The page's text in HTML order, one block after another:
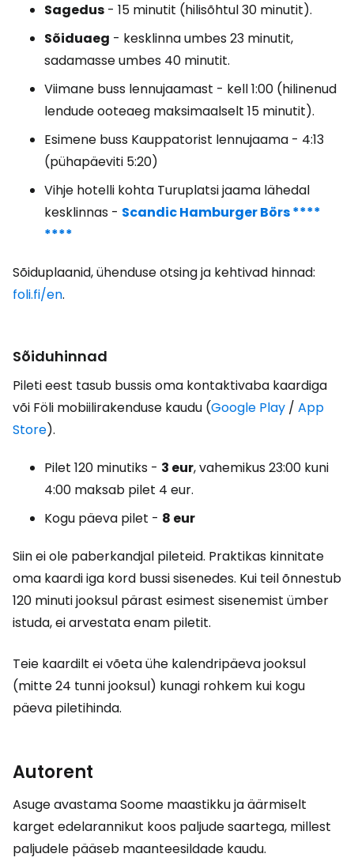
Sagedus - 15 minutit (hilisõhtul 30 minutit).
Sõiduaeg - kesklinna umbes 23 minutit,
sadamasse umbes 40 minutit.
Viimane buss lennujaamast - kell 1:00 (hilinenud
lendude ooteaeg maksimaalselt 15 minutit).
Esimene buss Kauppatorist lennujaama - 4:13
(pühapäeviti 5:20)
Vihje hotelli kohta Turuplatsi jaama lähedal
kesklinnas - Scandic Hamburger Börs ****
****
Sõiduplaanid, ühenduse otsing ja kehtivad hinnad:
foli.fi/en.
Sõiduhinnad
Pileti eest tasub bussis oma kontaktivaba kaardiga
või Föli mobiilirakenduse kaudu (Google Play / App
Store).
Pilet 120 minutiks - 3 eur, vahemikus 23:00 kuni
4:00 maksab pilet 4 eur.
Kogu päeva pilet - 8 eur
Siin ei ole paberkandjal pileteid. Praktikas kinnitate
oma kaardi iga kord bussi sisenedes. Kui teil õnnestub
120 minuti jooksul pärast esimest sisenemist ümber
istuda, ei arvestata enam piletit.
Teie kaardilt ei võeta ühe kalendripäeva jooksul
(mitte 24 tunni jooksul) kunagi rohkem kui kogu
päeva piletihinda.
Autorent
Asuge avastama Soome maastikku ja äärmiselt
karget edelarannikut koos paljude saartega, millest
paljudele pääseb maanteesildade kaudu.